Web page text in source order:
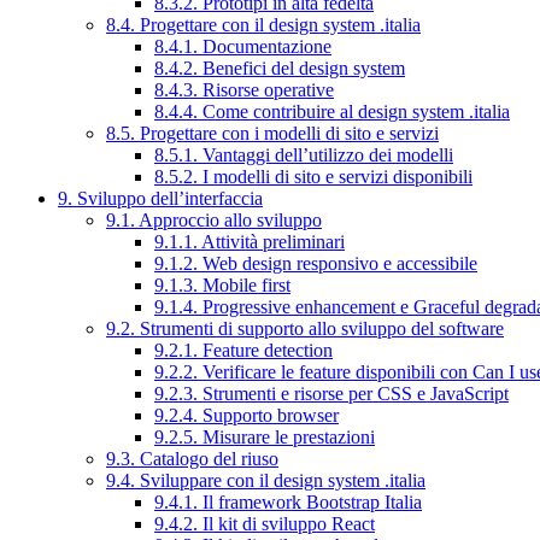
8.4. Progettare con il design system .italia
8.4.1. Documentazione
8.4.2. Benefici del design system
8.4.3. Risorse operative
8.4.4. Come contribuire al design system .italia
8.5. Progettare con i modelli di sito e servizi
8.5.1. Vantaggi dell’utilizzo dei modelli
8.5.2. I modelli di sito e servizi disponibili
9. Sviluppo dell’interfaccia
9.1. Approccio allo sviluppo
9.1.1. Attività preliminari
9.1.2. Web design responsivo e accessibile
9.1.3. Mobile first
9.1.4. Progressive enhancement e Graceful
9.2. Strumenti di supporto allo sviluppo del software
9.2.1. Feature detection
9.2.2. Verificare le feature disponibili con Can I
9.2.3. Strumenti e risorse per CSS e JavaScript
9.2.4. Supporto browser
9.2.5. Misurare le prestazioni
9.3. Catalogo del riuso
9.4. Sviluppare con il design system .italia
9.4.1. Il framework Bootstrap Italia
9.4.2. Il kit di sviluppo React